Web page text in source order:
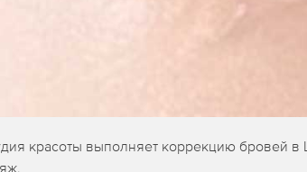
красоты выполняет коррекцию бровей